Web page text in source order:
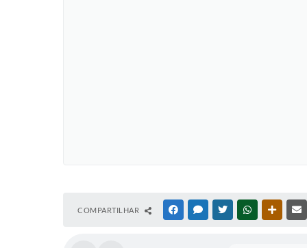
COMPARTILHAR FACEBOOKMESSENGER
TWITTERWHATSAPP